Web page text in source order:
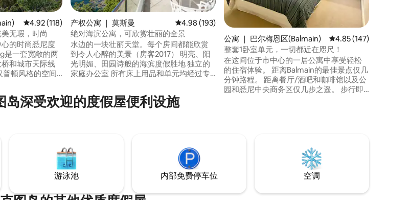
评价
平均评分 4.92 分（满分 5 分），共 118 条评价
4.92 (118)
无瑕，时尚
的时尚悉尼度
是一套宽敞的两
和城市天际线
栋房子
，将精品酒店的
产权公寓 ｜ 莫斯曼 平均评分 4.98 分（满分 5 分），共 193 条评价
4.98 (193)
绝对海滨公寓，可欣赏壮丽的全景
水边的一块壮丽天堂。每个房间都能欣赏
到令人心醉的美景（房客2017） 明亮、阳
光明媚、田园诗般的海滨度假胜地 独立的
家庭办公室 所有床上用品和单元均经过专
餐、日光浴躺椅、海港泳池 现场停车：最
大车高1.7米 公交车和渡轮停靠站 经常可以
公寓 ｜ 巴尔梅恩区(Balmain) 平均评分 4.85 分（满
4.85 (147)
整套1卧室单元，一切都近在咫尺！
在这间位于市中心的一居公寓中享受轻松
的住宿体验。 距离Balmain的最佳景点仅几
分钟路程。 距离餐厅/酒吧和咖啡馆以及公
园和悉尼中央商务区仅几步之遥。 步行即
岛深受欢迎的度假屋便利设施
游泳池 内部免费停车位 空调